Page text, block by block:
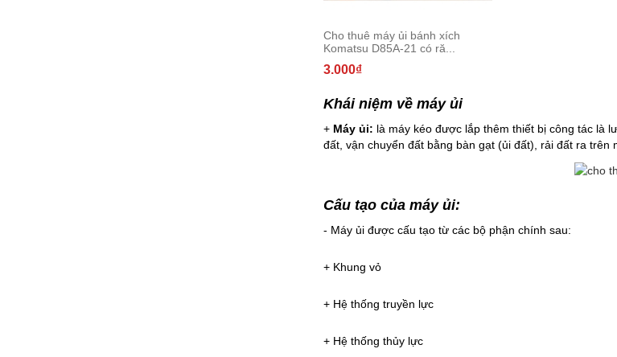
Cho thuê máy ủi bánh xích
Komatsu D85A-21 có ră...
3.000₫
Khái niệm về máy ủi
+ Máy ủi: là máy kéo được lắp thêm thiết bị công tác là
đất, vận chuyển đất bằng bàn gạt (ủi đất), rải đất ra trên
Cấu tạo của máy ủi:
- Máy ủi được cấu tạo từ các bộ phận chính sau:
+ Khung vỏ
+ Hệ thống truyền lực
+ Hệ thống thủy lực